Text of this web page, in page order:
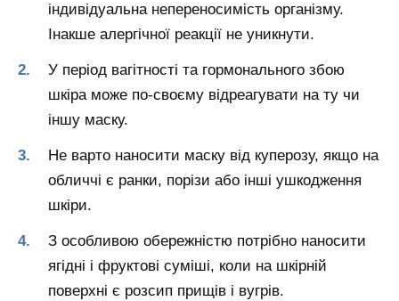
індивідуальна непереносимість організму.
Інакше алергічної реакції не уникнути.
У період вагітності та гормонального збою
шкіра може по-своєму відреагувати на ту чи
іншу маску.
Не варто наносити маску від куперозу, якщо на
обличчі є ранки, порізи або інші ушкодження
шкіри.
З особливою обережністю потрібно наносити
ягідні і фруктові суміші, коли на шкірній
поверхні є розсип прищів і вугрів.